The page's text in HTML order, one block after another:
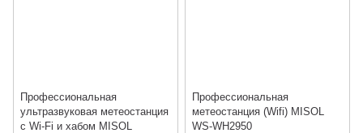
Профессиональная
ультразвуковая метеостанция
с Wi-Fi и хабом MISOL
Профессиональная
метеостанция (Wifi) MISOL
WS-WH2950